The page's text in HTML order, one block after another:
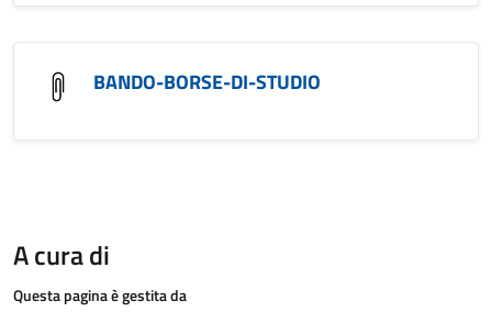
BANDO-BORSE-DI-STUDIO
A cura di
Questa pagina è gestita da